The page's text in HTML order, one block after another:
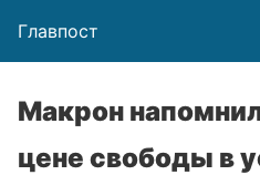
Главпост
Макрон
цене свободы в